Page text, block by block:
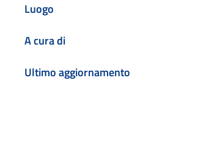
Luogo
A cura di
Ultimo aggiornamento